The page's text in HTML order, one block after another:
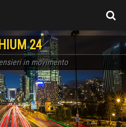
24
in movimento